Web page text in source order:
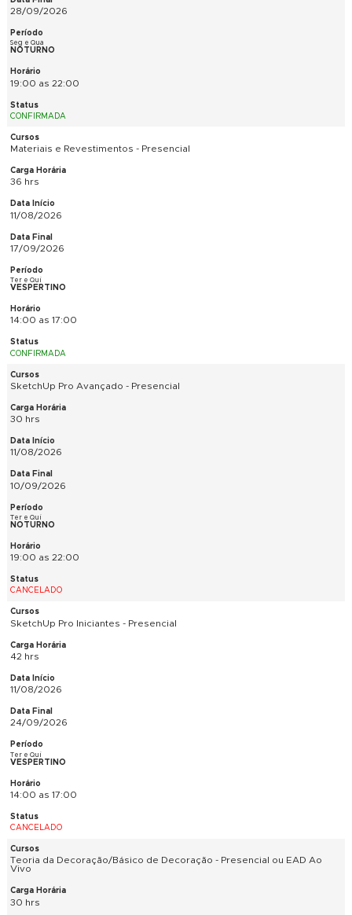
CONFIRMADA
Materiais e Revestimentos - Presencial
21/09/2026
Seg e Qua
MATUTINO
9:00 as 12:00
CANCELADO
42 hrs
10/08/2026
28/09/2026
Seg e Qua
Materiais e Revestimentos - Presencial
36 hrs
11/08/2026
17/09/2026
Ter e Qui
14:00 as 17:00
CONFIRMADA
SketchUp Pro Avançado - Presencial